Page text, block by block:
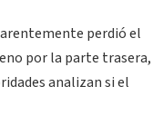
perdió el
por la parte trasera,
analizan si el